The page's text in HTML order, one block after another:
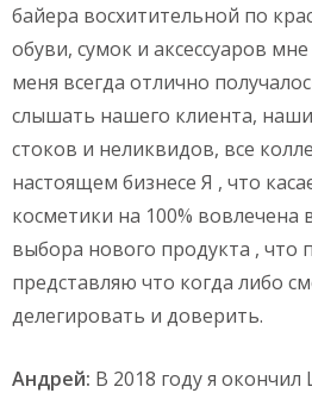
байера восхитительной по
обуви, сумок и аксессуаров
меня всегда отлично
слышать нашего клиента,
стоков и неликвидов, все
настоящем бизнесе Я , что
косметики на 100% вовлечена
выбора нового продукта , что
представляю что когда либо
делегировать и доверить.
Андрей: В 2018 году я